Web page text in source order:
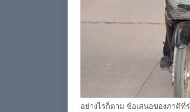
อย่างไรก็ตาม ข้อเสนอของภาคี